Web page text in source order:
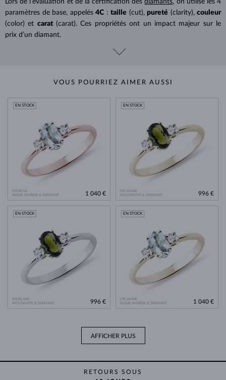
Lors de l’évaluation et de la certification desdiamants, on utilise les 4
paramètres de base, appelés 4C : taille (cut), pureté (clarity), couleur
(color) et carat (carat). Ces propriétés ont un impact majeur sur le
prix d’un diamant.
VOUS POURRIEZ AIMER AUSSI
OR ROSE
AIGUE-MARINE & DIAMANT
EN STOCK
1 040 €
OR JAUNE
MOLDAVITE & DIAMANT
EN STOCK
996 €
OR BLANC
MOLDAVITE & DIAMANT
EN STOCK
996 €
OR JAUNE
AIGUE-MARINE & DIAMANT
EN STOCK
1 040 €
AFFICHER PLUS
RETOURS SOUS